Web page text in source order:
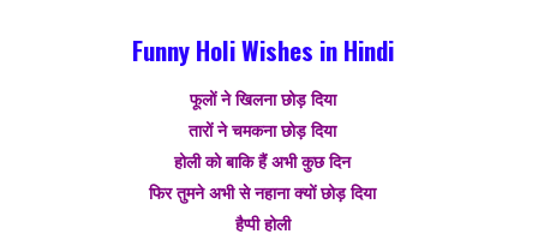
Funny Holi Wishes in Hindi
फूलों ने खिलना छोड़ दिया
तारों ने चमकना छोड़ दिया
होली को बाकि हैं अभी कुछ दिन
फिर तुमने अभी से नहाना क्यों छोड़ दिया
हैप्पी होली